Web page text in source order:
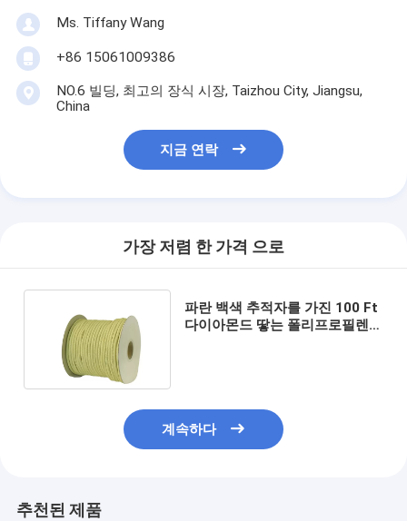
Ms. Tiffany Wang
+86 15061009386
NO.6 빌딩, 최고의 장식 시장, Taizhou City, Jiangsu,
China
지금 연락
가장 저렴 한 가격 으로
파란 백색 추적자를 가진 100 Ft
다이아몬드 땋는 폴리프로필렌
계속하다
추천된 제품